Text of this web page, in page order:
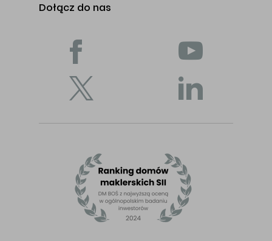
Dołącz do nas